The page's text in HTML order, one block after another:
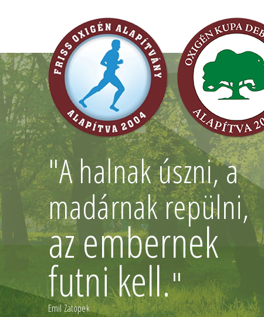
"A halnak úszni, a
madárnak repülni,
az embernek
futni kell."
Emil Zatopek